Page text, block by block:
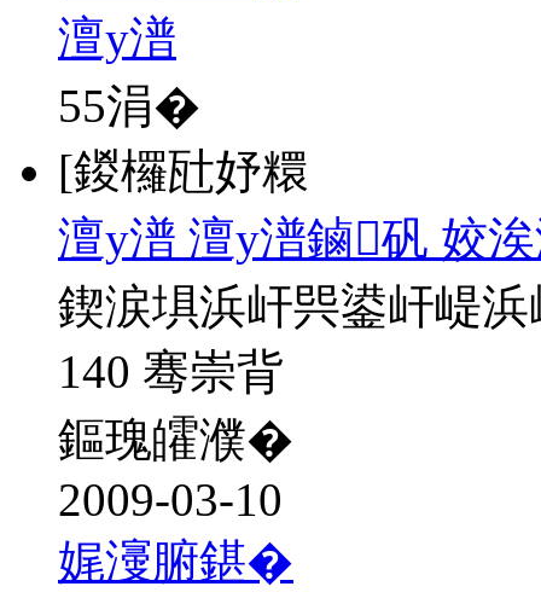
澶у潽
55涓�
[鍐欏瓧妤糫
澶у潽 澶у潽鏀矾 姣
鍥涙埧浜屽巺鍙屽崼
140 骞崇背
鏂瑰皬濮�
2009-03-10
娓濅腑鍖�